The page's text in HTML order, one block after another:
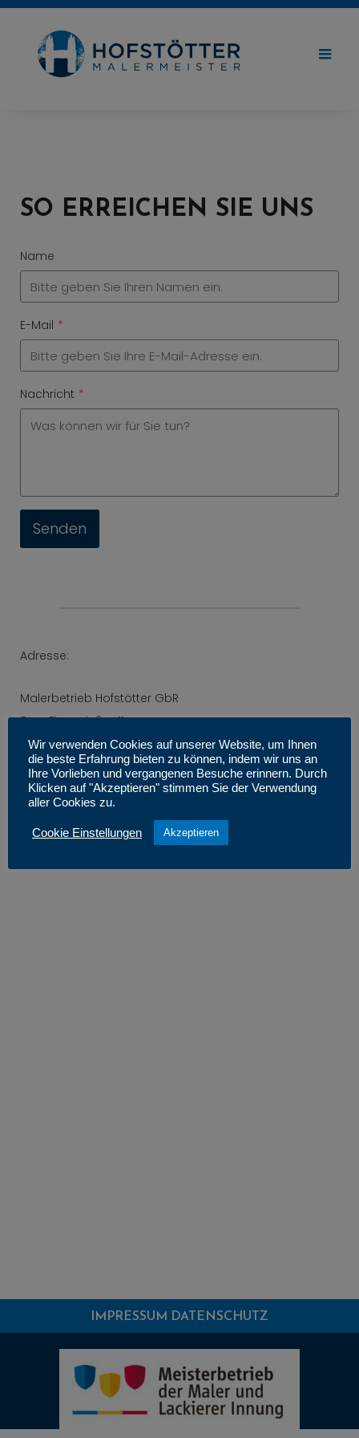
Skip
content
SO ERREICHEN SIE UNS
Name
E-Mail *
Nachricht *
Senden
Adresse:
Malerbetrieb Hofstötter GbR
Zum Eisengießer 11
97816 Lohr a.Main
Telefon: 09352/88 88 8 58
Mobil: 0175 /7360105
IMPRESSUM DATENSCHUTZ
Wir verwenden Cookies auf unserer Website, um Ihnen
die beste Erfahrung bieten zu können, indem wir uns an
Ihre Vorlieben und vergangenen Besuche erinnern. Durch
Klicken auf "Akzeptieren" stimmen Sie der Verwendung
aller Cookies zu.
Cookie Einstellungen Akzeptieren